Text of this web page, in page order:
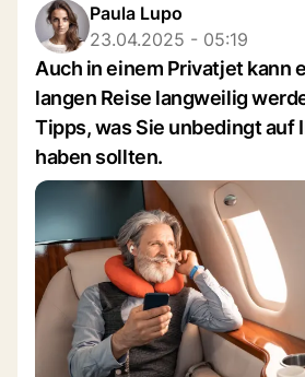
Paula Lupo
23.04.2025 - 05:19
Auch in einem Privatjet kann
langen Reise langweilig
Tipps, was Sie unbedingt auf
haben sollten.